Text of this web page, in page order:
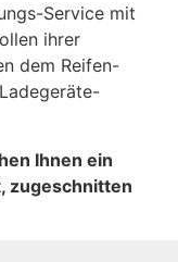
Service mit
ihrer
dem Reifen-
Ihnen ein
zugeschnitten